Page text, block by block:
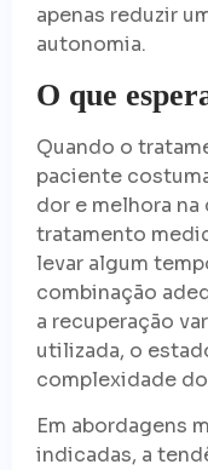
apenas reduzir
autonomia.
O que
Quando o
paciente
dor e melhora
tratamento
levar algum
combinação
a recuperação
utilizada, o
complexidade
Em abordagens
indicadas, a